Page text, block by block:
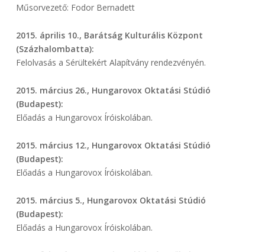
Műsorvezető: Fodor Bernadett
2015. április 10., Barátság Kulturális Központ
(Százhalombatta):
Felolvasás a Sérültekért Alapítvány rendezvényén.
2015. március 26., Hungarovox Oktatási Stúdió
(Budapest):
Előadás a Hungarovox Íróiskolában.
2015. március 12., Hungarovox Oktatási Stúdió
(Budapest):
Előadás a Hungarovox Íróiskolában.
2015. március 5., Hungarovox Oktatási Stúdió
(Budapest):
Előadás a Hungarovox Íróiskolában.